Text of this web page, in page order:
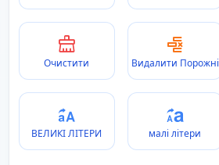
Очистити Видалити Порожні
ВЕЛИКІ ЛІТЕРИ малі літери